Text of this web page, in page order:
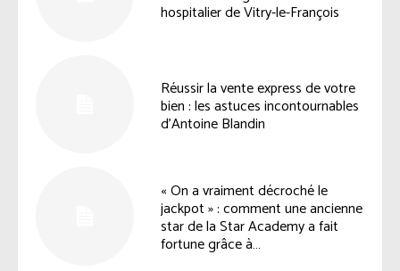
hospitalier de Vitry-le-François
Réussir la vente express de votre
bien : les astuces incontournables
d’Antoine Blandin
« On a vraiment décroché le
jackpot » : comment une ancienne
star de la Star Academy a fait
fortune grâce à…